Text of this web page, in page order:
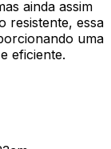
ainda assim
resistente, essa
uma
eficiente.